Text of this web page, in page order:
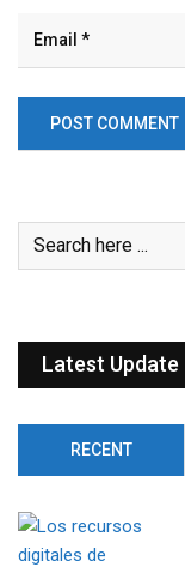
Latest Update
RECENT